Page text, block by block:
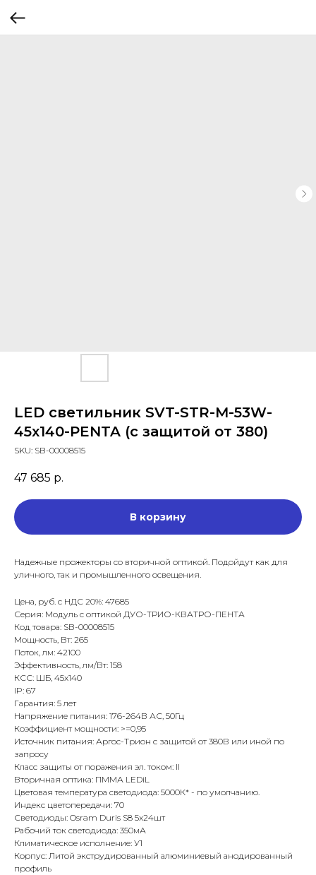
LED светильник SVT-STR-M-53W-
45x140-PENTA (с защитой от 380)
SKU: SB-00008515
47 685 р.
В корзину
Надежные прожекторы со вторичной оптикой. Подойдут как для
уличного, так и промышленного освещения.
Цена, руб. с НДС 20%: 47685
Серия: Модуль с оптикой ДУО-ТРИО-КВАТРО-ПЕНТА
Код товара: SB-00008515
Мощность, Вт: 265
Поток, лм: 42100
Эффективность, лм/Вт: 158
КСС: ШБ, 45x140
IP: 67
Гарантия: 5 лет
Напряжение питания: 176-264В АС, 50Гц
Коэффициент мощности: >=0,95
Источник питания: Аргос-Трион с защитой от 380В или иной по
запросу
Класс защиты от поражения эл. током: II
Вторичная оптика: ПММА LEDiL
Цветовая температура светодиода: 5000К* - по умолчанию.
Индекс цветопередачи: 70
Светодиоды: Osram Duris S8 5x24шт
Рабочий ток светодиода: 350мА
Климатическое исполнение: У1
Корпус: Литой экструдированный алюминиевый анодированный
профиль